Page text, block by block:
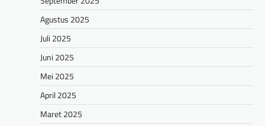
Agustus 2025
Juli 2025
Juni 2025
Mei 2025
April 2025
Maret 2025